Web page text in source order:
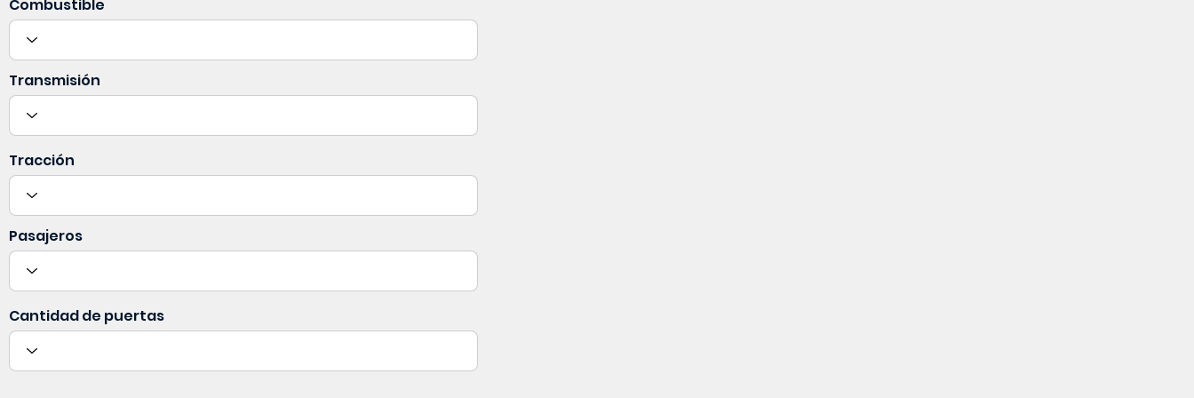
Combustible
Transmisión
Tracción
Pasajeros
Cantidad de puertas